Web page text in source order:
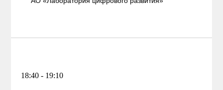
18:40 - 19:10